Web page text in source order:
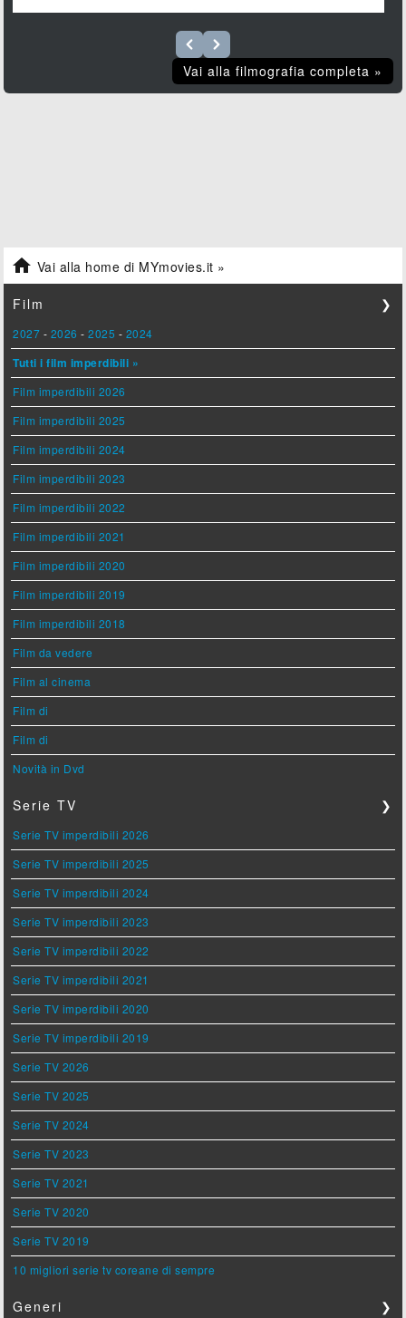
Vai alla filmografia completa »
 Vai alla home di MYmovies.it »
Film ❯
2027 - 2026 -2025 - 2024
Tutti i film imperdibili »
Film imperdibili 2026
Film imperdibili 2025
Film imperdibili 2024
Film imperdibili 2023
Film imperdibili 2022
Film imperdibili 2021
Film imperdibili 2020
Film imperdibili 2019
Film imperdibili 2018
Film da vedere
Film al cinema
Film di
Film di
Novità in Dvd
Serie TV ❯
Serie TV imperdibili 2026
Serie TV imperdibili 2025
Serie TV imperdibili 2024
Serie TV imperdibili 2023
Serie TV imperdibili 2022
Serie TV imperdibili 2021
Serie TV imperdibili 2020
Serie TV imperdibili 2019
Serie TV 2026
Serie TV 2025
Serie TV 2024
Serie TV 2023
Serie TV 2021
Serie TV 2020
Serie TV 2019
10 migliori serie tv coreane di sempre
Generi ❯